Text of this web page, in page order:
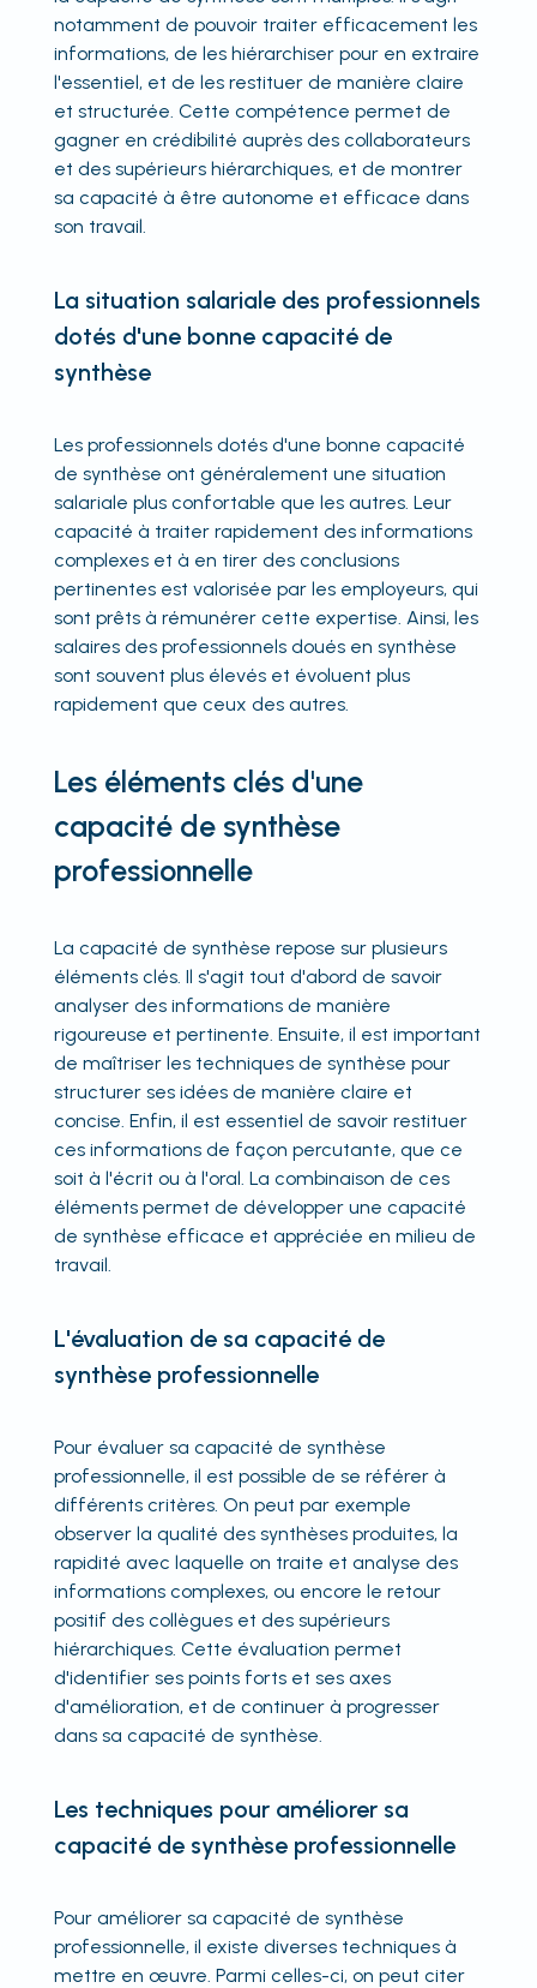
notamment de pouvoir traiter efficacement les
informations, de les hiérarchiser pour en extraire
l'essentiel, et de les restituer de manière claire
et structurée. Cette compétence permet de
gagner en crédibilité auprès des collaborateurs
et des supérieurs hiérarchiques, et de montrer
sa capacité à être autonome et efficace dans
son travail.
La situation salariale des professionnels
dotés d'une bonne capacité de
synthèse
Les professionnels dotés d'une bonne capacité
de synthèse ont généralement une situation
salariale plus confortable que les autres. Leur
capacité à traiter rapidement des informations
complexes et à en tirer des conclusions
pertinentes est valorisée par les employeurs, qui
sont prêts à rémunérer cette expertise. Ainsi, les
salaires des professionnels doués en synthèse
sont souvent plus élevés et évoluent plus
rapidement que ceux des autres.
Les éléments clés d'une
capacité de synthèse
professionnelle
La capacité de synthèse repose sur plusieurs
éléments clés. Il s'agit tout d'abord de savoir
analyser des informations de manière
rigoureuse et pertinente. Ensuite, il est important
de maîtriser les techniques de synthèse pour
structurer ses idées de manière claire et
concise. Enfin, il est essentiel de savoir restituer
ces informations de façon percutante, que ce
soit à l'écrit ou à l'oral. La combinaison de ces
éléments permet de développer une capacité
de synthèse efficace et appréciée en milieu de
travail.
L'évaluation de sa capacité de
synthèse professionnelle
Pour évaluer sa capacité de synthèse
professionnelle, il est possible de se référer à
différents critères. On peut par exemple
observer la qualité des synthèses produites, la
rapidité avec laquelle on traite et analyse des
informations complexes, ou encore le retour
positif des collègues et des supérieurs
hiérarchiques. Cette évaluation permet
d'identifier ses points forts et ses axes
d'amélioration, et de continuer à progresser
dans sa capacité de synthèse.
Les techniques pour améliorer sa
capacité de synthèse professionnelle
Pour améliorer sa capacité de synthèse
professionnelle, il existe diverses techniques à
mettre en œuvre. Parmi celles-ci, on peut citer